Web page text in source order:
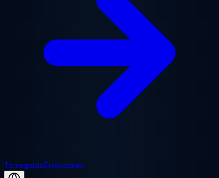
TámogatásÉrtékesítés